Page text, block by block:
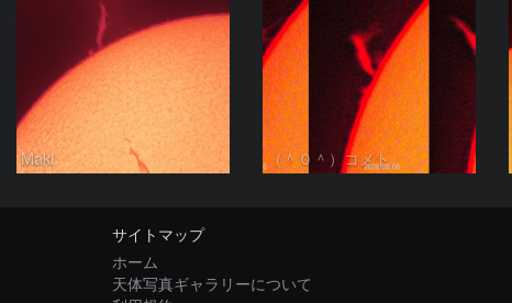
Maki （＾０＾）コメト
サイトマップ
ホーム
天体写真ギャラリーについて